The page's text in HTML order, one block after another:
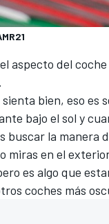
aspecto del
bien, eso es
bajo el sol y
buscar la manera
miras en el
es algo que
coches más